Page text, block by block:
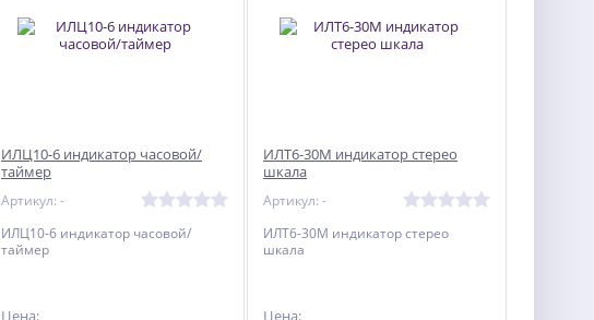
ИЛЦ10-6 индикатор часовой/
таймер
Артикул: -
ИЛЦ10-6 индикатор часовой/
таймер
Цена:
ИЛТ6-30М индикатор стерео
шкала
Артикул: -
ИЛТ6-30М индикатор стерео
шкала
Цена: